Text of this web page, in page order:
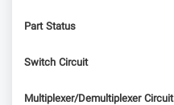
Part Status
Switch Circuit
Multiplexer/Demultiplexer Circuit